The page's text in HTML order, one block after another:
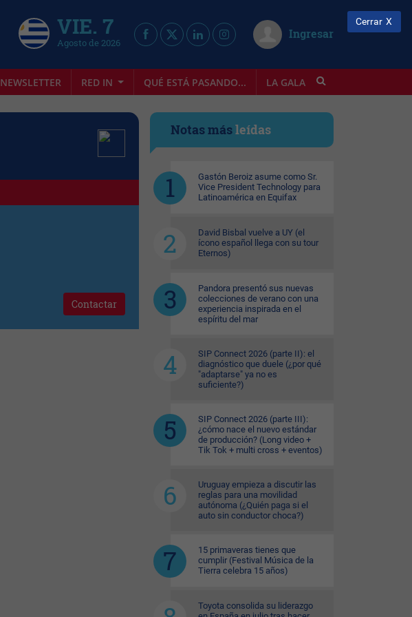
VIE. 7
Agosto de 2026
Ingresar
NEWSLETTER RED IN QUÉ ESTÁ PASANDO... LA GALA INFOSTYLE
Contactar
Notas másleídas
Gastón Beroiz asume como Sr.
Vice President Technology para
Latinoamérica en Equifax
David Bisbal vuelve a UY (el
ícono español llega con su tour
Eternos)
Pandora presentó sus nuevas
colecciones de verano con una
experiencia inspirada en el
espíritu del mar
SIP Connect 2026 (parte II): el
diagnóstico que duele (¿por qué
"adaptarse" ya no es
suficiente?)
SIP Connect 2026 (parte III):
¿cómo nace el nuevo estándar
de producción? (Long video +
Tik Tok + multi cross + eventos)
Uruguay empieza a discutir las
reglas para una movilidad
autónoma (¿Quién paga si el
auto sin conductor choca?)
15 primaveras tienes que
cumplir (Festival Música de la
Tierra celebra 15 años)
Toyota consolida su liderazgo
Cerrar